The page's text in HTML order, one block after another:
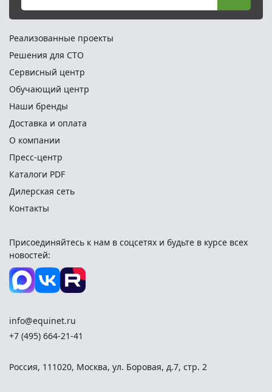
Реализованные проекты
Решения для СТО
Сервисный центр
Обучающий центр
Наши бренды
Доставка и оплата
О компании
Пресс-центр
Каталоги PDF
Дилерская сеть
Контакты
Присоединяйтесь к нам в соцсетях и будьте в курсе всех
новостей:
info@equinet.ru
+7 (495) 664-21-41
Россия, 111020, Москва, ул. Боровая, д.7, стр. 2